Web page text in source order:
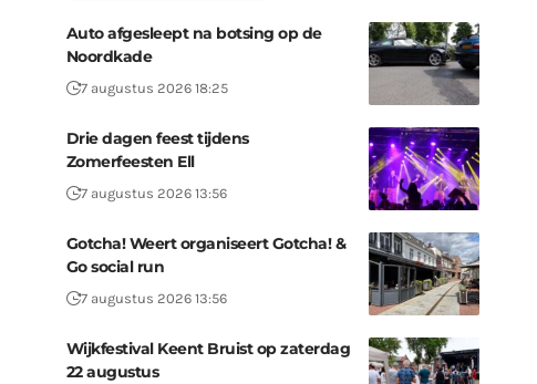
Auto afgesleept na botsing op de
Noordkade
7 augustus 2026 18:25
Drie dagen feest tijdens
Zomerfeesten Ell
7 augustus 2026 13:56
Gotcha! Weert organiseert Gotcha! &
Go social run
7 augustus 2026 13:56
Wijkfestival Keent Bruist op zaterdag
22 augustus